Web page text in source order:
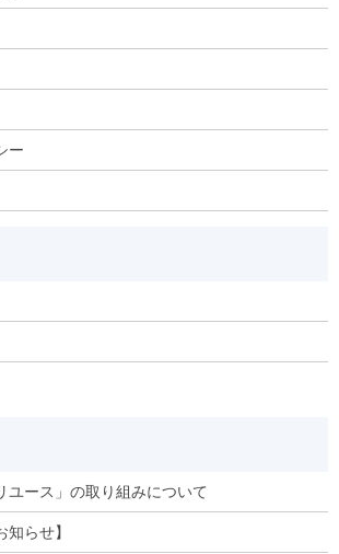
ー
ユース」の取り組みについて
知らせ】